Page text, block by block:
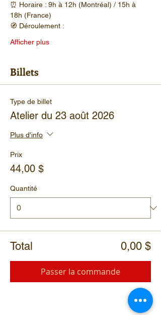
⏰ Horaire : 9h à 12h (Montréal) / 15h à
18h (France)
🧭 Déroulement :
Afficher plus
Billets
Type de billet
Atelier du 23 août 2026
Plus d'info
Prix
44,00 $
Quantité
Total 0,00 $
Passer la commande